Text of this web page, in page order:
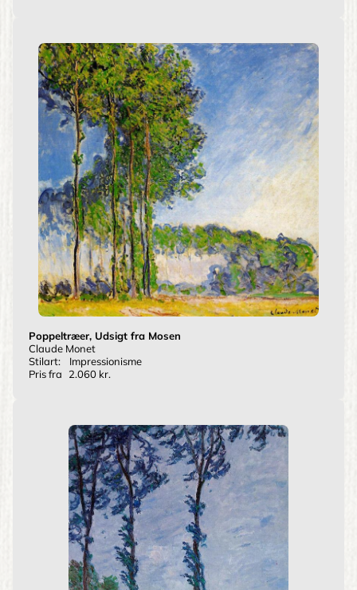
Poppeltræer, Udsigt fra Mosen
Claude Monet
Stilart:
Impressionisme
Pris fra
2.060 kr.